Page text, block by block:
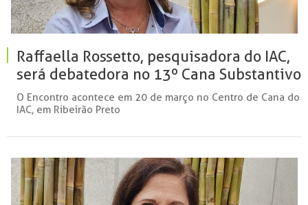
Raffaella Rossetto, pesquisadora do IAC,
será debatedora no 13º Cana Substantivo
Feminino
O Encontro acontece em 20 de março no Centro de Cana do
IAC, em Ribeirão Preto